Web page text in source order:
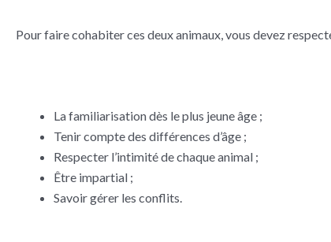
Pour faire cohabiter ces deux animaux, vous devez
La familiarisation dès le plus jeune âge ;
Tenir compte des différences d’âge ;
Respecter l’intimité de chaque animal ;
Être impartial ;
Savoir gérer les conflits.